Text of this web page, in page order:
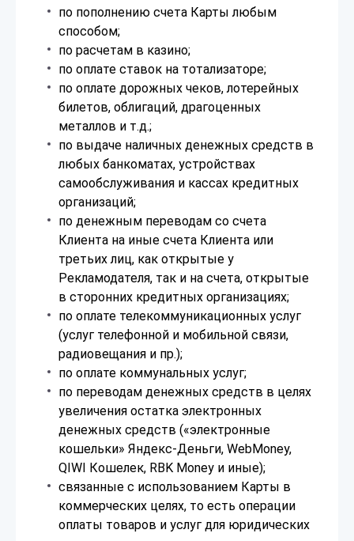
по пополнению счета Карты любым
способом;
по расчетам в казино;
по оплате ставок на тотализаторе;
по оплате дорожных чеков, лотерейных
билетов, облигаций, драгоценных
металлов и т.д.;
по выдаче наличных денежных средств в
любых банкоматах, устройствах
самообслуживания и кассах кредитных
организаций;
по денежным переводам со счета
Клиента на иные счета Клиента или
третьих лиц, как открытые у
Рекламодателя, так и на счета, открытые
в сторонних кредитных организациях;
по оплате телекоммуникационных услуг
(услуг телефонной и мобильной связи,
радиовещания и пр.);
по оплате коммунальных услуг;
по переводам денежных средств в целях
увеличения остатка электронных
денежных средств («электронные
кошельки» Яндекс-Деньги, WebMoney,
QIWI Кошелек, RBK Money и иные);
связанные с использованием Карты в
коммерческих целях, то есть операции
оплаты товаров и услуг для юридических